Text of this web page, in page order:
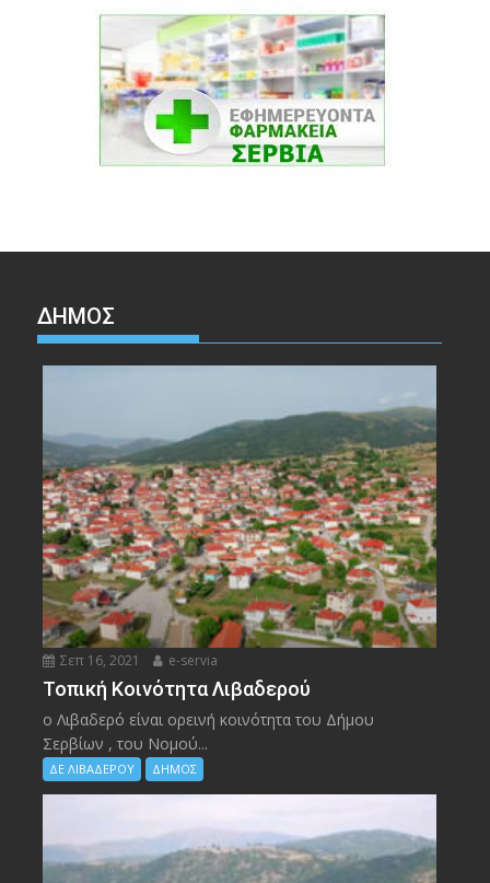
ΔΉΜΟΣ
Σεπ 16, 2021 e-servia
Τοπική Κοινότητα Λιβαδερού
ο Λιβαδερό είναι ορεινή κοινότητα του Δήμου
Σερβίων , του Νομού...
ΔΕ ΛΙΒΑΔΕΡΟΥ ΔΗΜΟΣ